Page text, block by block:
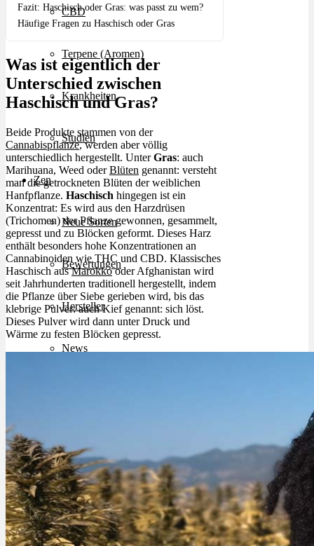
CBD
Terpene (Aromen)
Krankheiten
Studien
Zen
Neue Sorten
Bewertungen
Hersteller
News
Services
Ärzte Service
Fazit: Haschisch oder Gras: was passt zu wem?
Häufige Fragen zu Haschisch oder Gras
Was ist eigentlich der
Unterschied zwischen
Haschisch und Gras?
Beide Produkte stammen von der
Cannabispflanze, werden aber völlig
unterschiedlich hergestellt. UnterGras: auch
Marihuana, Weed oderBlüten genannt: versteht
man die getrockneten Blüten der weiblichen
Hanfpflanze. Haschisch hingegen ist ein
Konzentrat: Es wird aus den Harzdrüsen
(Trichomen) der Pflanze gewonnen, gesammelt,
gepresst und zu Blöcken geformt. Dieses Harz
enthält besonders hohe Konzentrationen an
Cannabinoiden wie THC und CBD. Klassisches
Haschisch ausMarokkooder Afghanistan wird
seit Jahrhunderten traditionell hergestellt, indem
die Pflanze über Siebe gerieben wird, bis das
klebrige Pulver: auch Kief genannt: sich löst.
Dieses Pulver wird dann unter Druck und
Wärme zu festen Blöcken gepresst.